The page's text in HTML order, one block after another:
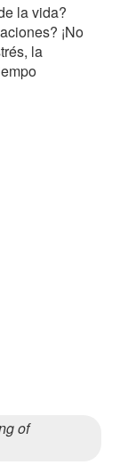
la vida?
¡No
la
of